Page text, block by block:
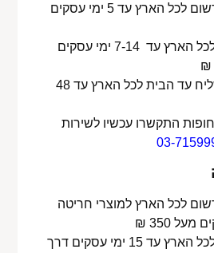
משלוח חינם בדואר רשום לכל הארץ עד 5 ימי עסקים
משלוח בדואר רשום לכל הארץ עד 7-14 ימי עסקים
משלוח אקספרס – שליח עד הבית לכל הארץ עד 48
התקשרו עכשיו לשירות
03-
לכל הארץ למוצרי חריטה
משלוח בדואר רשום לכל הארץ עד 15 ימי עסקים דרך